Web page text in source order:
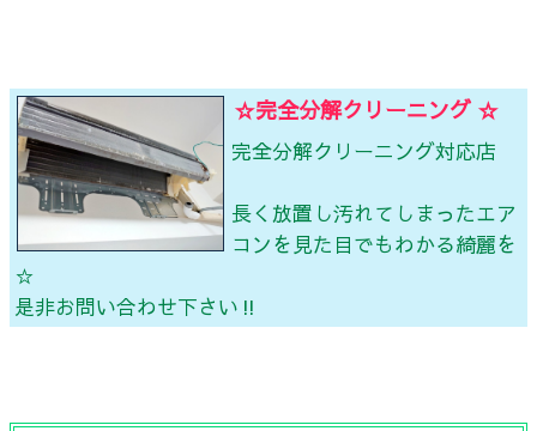
☆完全分解クリーニング ☆
完全分解クリーニング対応店
長く放置し汚れてしまったエア
コンを見た目でもわかる綺麗を
☆
是非お問い合わせ下さい‼️